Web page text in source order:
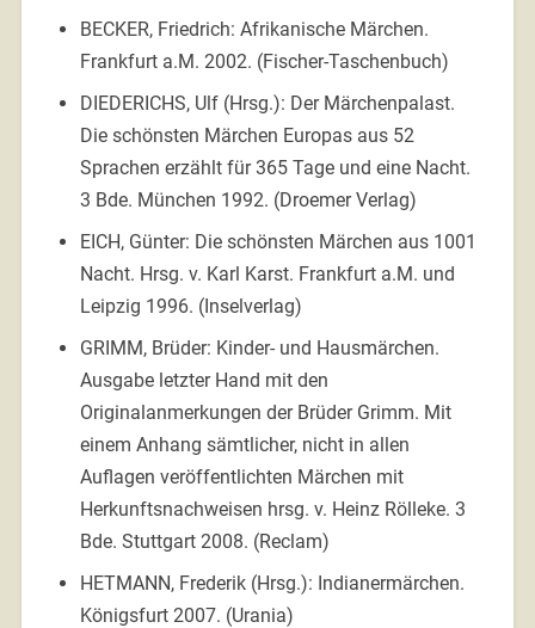
BECKER, Friedrich: Afrikanische Märchen.
Frankfurt a.M. 2002. (Fischer-Taschenbuch)
DIEDERICHS, Ulf (Hrsg.): Der Märchenpalast.
Die schönsten Märchen Europas aus 52
Sprachen erzählt für 365 Tage und eine Nacht.
3 Bde. München 1992. (Droemer Verlag)
EICH, Günter: Die schönsten Märchen aus 1001
Nacht. Hrsg. v. Karl Karst. Frankfurt a.M. und
Leipzig 1996. (Inselverlag)
GRIMM, Brüder: Kinder- und Hausmärchen.
Ausgabe letzter Hand mit den
Originalanmerkungen der Brüder Grimm. Mit
einem Anhang sämtlicher, nicht in allen
Auflagen veröffentlichten Märchen mit
Herkunftsnachweisen hrsg. v. Heinz Rölleke. 3
Bde. Stuttgart 2008. (Reclam)
HETMANN, Frederik (Hrsg.): Indianermärchen.
Königsfurt 2007. (Urania)